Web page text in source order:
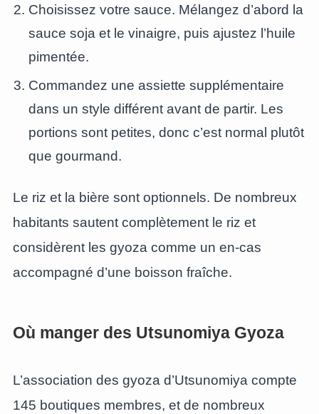
Choisissez votre sauce. Mélangez d’abord la
sauce soja et le vinaigre, puis ajustez l’huile
pimentée.
Commandez une assiette supplémentaire
dans un style différent avant de partir. Les
portions sont petites, donc c’est normal plutôt
que gourmand.
Le riz et la bière sont optionnels. De nombreux
habitants sautent complètement le riz et
considèrent les gyoza comme un en-cas
accompagné d’une boisson fraîche.
Où manger des Utsunomiya Gyoza
L’association des gyoza d’Utsunomiya compte
145 boutiques membres, et de nombreux